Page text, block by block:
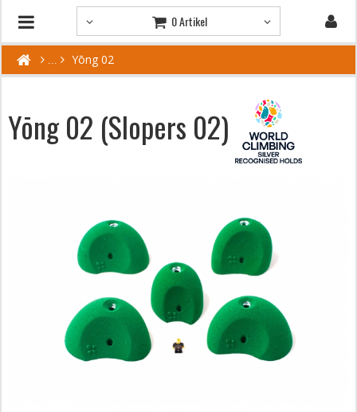
0 Artikel
Yōng 02
Yōng 02 (Slopers 02)